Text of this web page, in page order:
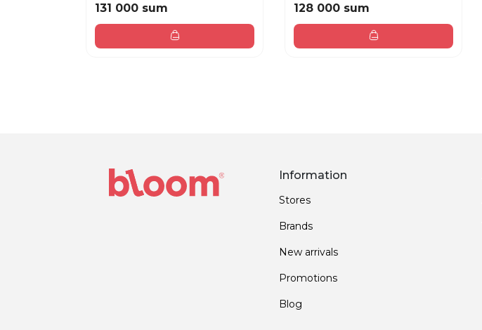
131 000 sum 128 000 sum
Information
Stores
Brands
New arrivals
Promotions
Blog